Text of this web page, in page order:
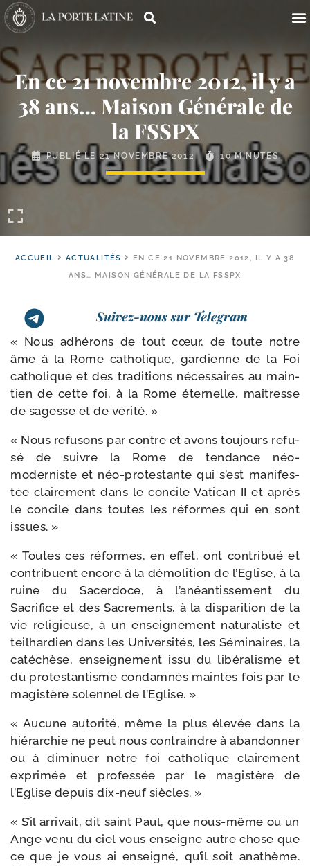
En ce 21 novembre 2012, il y a
38 ans… Maison Générale de
la FSSPX
PUBLIÉ LE21 NOVEMBRE 2012 10 MINUTES
ACCUEIL ACTUALITÉS
EN CE 21 NOVEMBRE 2012, IL Y A 38
ANS… MAISON GÉNÉRALE DE LA FSSPX
Suivez-nous sur Telegram
« Nous adhé­rons de tout cœur, de toute notre
âme à la Rome catho­lique, gar­dienne de la Foi
catho­lique et des tra­di­tions néces­saires au main­
tien de cette foi, à la Rome éter­nelle, maî­tresse
de sagesse et de vérité. »
« Nous refu­sons par contre et avons tou­jours refu­
sé de suivre la Rome de ten­dance néo-​
moderniste et néo-​protestante qui s’est mani­fes­
tée clai­re­ment dans le concile Vatican II et après
le concile dans toutes les réformes qui en sont
issues. »
« Toutes ces réformes, en effet, ont contri­bué et
contri­buent encore à la démo­li­tion de l’Eglise, à la
ruine du Sacerdoce, à l’a­néan­tis­se­ment du
Sacrifice et des Sacrements, à la dis­pa­ri­tion de la
vie reli­gieuse, à un ensei­gne­ment natu­ra­liste et
teil­har­dien dans les Universités, les Séminaires, la
caté­chèse, ensei­gne­ment issu du libé­ra­lisme et
du pro­tes­tan­tisme condam­nés maintes fois par le
magis­tère solen­nel de l’Eglise. »
« Aucune auto­ri­té, même la plus éle­vée dans la
hié­rar­chie ne peut nous contraindre à aban­don­ner
ou à dimi­nuer notre foi catho­lique clai­re­ment
expri­mée et pro­fes­sée par le magis­tère de
l’Eglise depuis dix-​neuf siècles. »
« S’il arri­vait, dit saint Paul, que nous-​même ou un
Ange venu du ciel vous enseigne autre chose que
ce que je vous ai ensei­gné, qu’il soit ana­thème.